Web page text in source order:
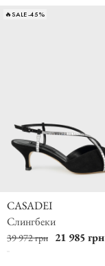
🔥SALE -45%
CASADEI
Слингбеки
39 972 грн 21 985 грн